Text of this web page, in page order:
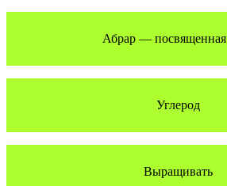
Абрар — посвященная
Углерод
Выращивать